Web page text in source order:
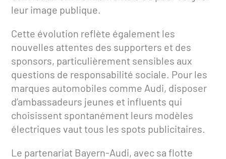
leur image publique.
Cette évolution reflète également les
nouvelles attentes des supporters et des
sponsors, particulièrement sensibles aux
questions de responsabilité sociale. Pour les
marques automobiles comme Audi, disposer
d’ambassadeurs jeunes et influents qui
choisissent spontanément leurs modèles
électriques vaut tous les spots publicitaires.
Le partenariat Bayern-Audi, avec sa flotte